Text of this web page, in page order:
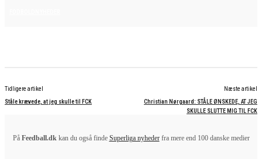
Tidligere artikel
Ståle krævede, at jeg skulle til FCK
Næste artikel
Christian Nørgaard: STÅLE ØNSKEDE, AT JEG
SKULLE SLUTTE MIG TIL FCK
På Feedball.dkkan du også finde Superliga nyhederfra mere end 100 danske medier